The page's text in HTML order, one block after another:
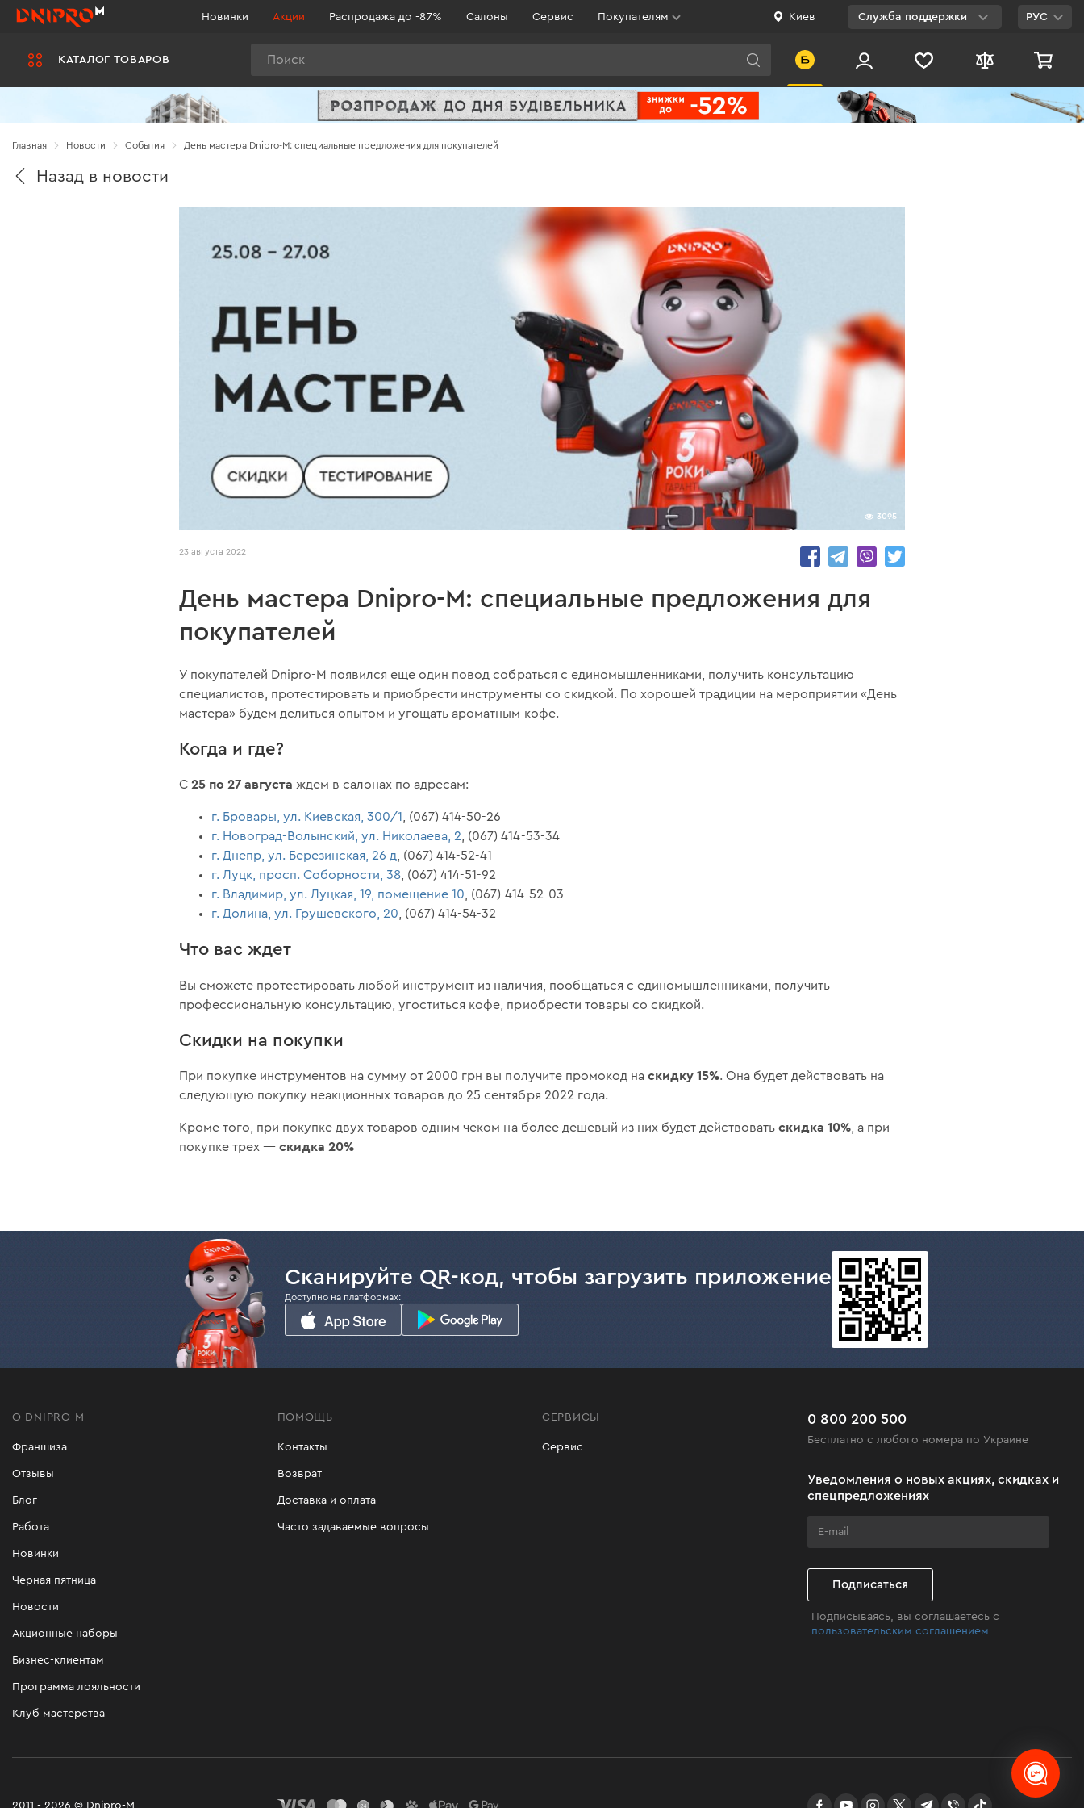
КАТАЛОГ ТОВАРОВ
Новинки Акции Распродажа до -87% Салоны Сервис Покупателям Киев Служба поддержки РУС
Главная Новости Cобытия День мастера Dnipro-M: специальные предложения для покупателей
Назад в новости
3095
23 августа 2022
День мастера Dnipro-M: специальные предложения для
покупателей
У покупателей Dnipro-M появился еще один повод собраться с единомышленниками, получить консультацию
специалистов, протестировать и приобрести инструменты со скидкой. По хорошей традиции на мероприятии «День
мастера» будем делиться опытом и угощать ароматным кофе.
Когда и где?
С25 по 27 августаждем в салонах по адресам:
г. Бровары, ул. Киевская, 300/1
, (067) 414-50-26
г. Новоград-Волынский, ул. Николаева, 2 , (067) 414-53-34
г. Днепр, ул. Березинская, 26 д , (067) 414-52-41
г. Луцк, просп. Соборности, 38 , (067) 414-51-92
г. Владимир, ул. Луцкая, 19, помещение 10 , (067) 414-52-03
г. Долина, ул. Грушевского, 20 , (067) 414-54-32
Что вас ждет
Вы сможете протестировать любой инструмент из наличия, пообщаться с единомышленниками, получить
профессиональную консультацию, угоститься кофе, приобрести товары со скидкой.
Скидки на покупки
При покупке инструментов на сумму от 2000 грн вы получите промокод на скидку 15%. Она будет действовать на
следующую покупку неакционных товаров до 25 сентября 2022 года.
Кроме того, при покупке двух товаров одним чеком на более дешевый из них будет действовать скидка 10% , а при
покупке трех —скидка 20%
Сканируйте QR-код, чтобы загрузить приложение
Доступно на платформах:
О DNIPRO-M
Франшиза
Отзывы
Блог
Работа
Новинки
Черная пятница
Новости
Акционные наборы
Бизнес-клиентам
Программа лояльности
Клуб мастерства
ПОМОЩЬ
Контакты
Возврат
Доставка и оплата
Часто задаваемые вопросы
СЕРВИСЫ
Сервис
0 800 200 500
Бесплатно с любого номера по Украине
Уведомления о новых акциях, скидках и
спецпредложениях
Подписаться
Подписываясь, вы соглашаетесь с
пользовательским соглашением
2011 - 2026 © Dnipro-M facebookyoutubeinstagramtwittertelegram
Viber TikTok